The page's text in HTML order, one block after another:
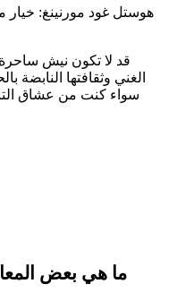
قد لا تكون نيش ساحرة
الغني وثقافتها النابضة
سواء كنت من عشاق
ما هي بعض